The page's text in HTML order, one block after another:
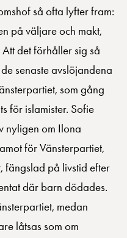
så ofta lyfter fram:
på väljare och makt,
det förhåller sig så
senaste avslöjandena
som gång
för islamister. Sofie
nyligen om Ilona
för Vänsterpartiet,
fängslad på livstid efter
där barn dödades.
medan
låtsas som om